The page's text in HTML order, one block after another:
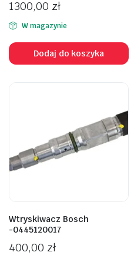
1300,00 zł
W magazynie
Dodaj do koszyka
Wtryskiwacz Bosch
-0445120017
400,00 zł